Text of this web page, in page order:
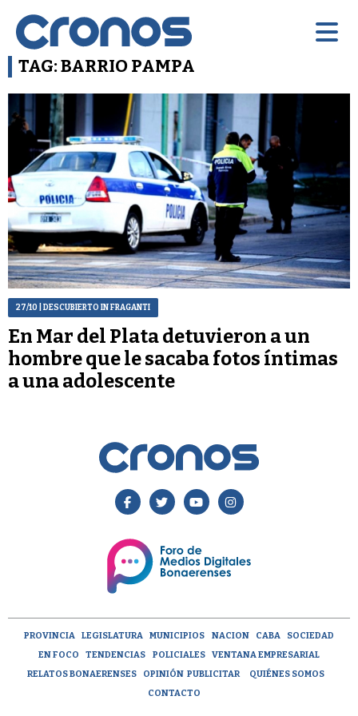
TAG: BARRIO PAMPA
27/10 | DESCUBIERTO IN FRAGANTI
En Mar del Plata detuvieron a un
hombre que le sacaba fotos íntimas
a una adolescente
PROVINCIA LEGISLATURA MUNICIPIOS NACION CABA
SOCIEDAD
EN FOCO
TENDENCIAS POLICIALES
VENTANA EMPRESARIAL
RELATOS BONAERENSES
OPINIÓN PUBLICITAR
QUIÉNES SOMOS
CONTACTO